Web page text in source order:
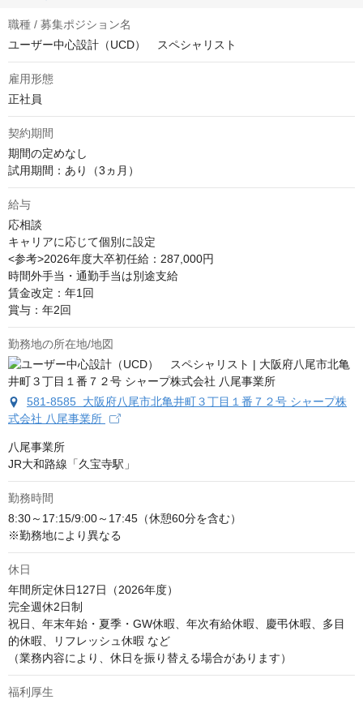
職種 / 募集ポジション名
ユーザー中心設計（UCD） スペシャリスト
雇用形態
正社員
契約期間
期間の定めなし
試用期間：あり（3ヵ月）
給与
応相談
キャリアに応じて個別に設定
<参考>2026年度大卒初任給：287,000円
時間外手当・通勤手当は別途支給
賃金改定：年1回
賞与：年2回
勤務地の所在地/地図
581-8585 大阪府八尾市北亀井町３丁目１番７２号 シャープ株
式会社 八尾事業所
八尾事業所
JR大和路線「久宝寺駅」
勤務時間
8:30～17:15/9:00～17:45（休憩60分を含む）
※勤務地により異なる
休日
年間所定休日127日（2026年度）
完全週休2日制
祝日、年末年始・夏季・GW休暇、年次有給休暇、慶弔休暇、多目
的休暇、リフレッシュ休暇 など
（業務内容により、休日を振り替える場合があります）
福利厚生